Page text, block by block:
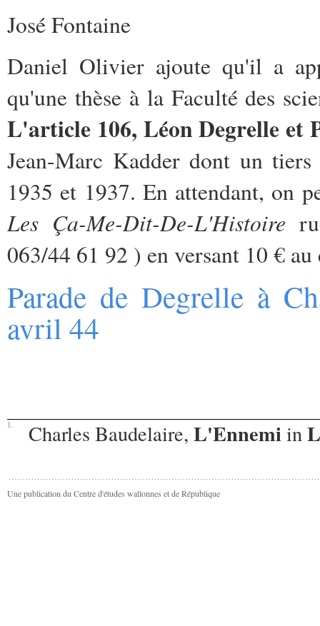
José Fontaine
Daniel Olivier ajoute qu'il a
qu'une thèse à la Faculté des
L'article 106, Léon Degrelle et
Jean-Marc Kadder dont un
1935 et 1937. En attendant, on
Les Ça-Me-Dit-De-L'Histoire
063/44 61 92 ) en versant 10 €
Parade de Degrelle à
avril 44
1. Charles Baudelaire, L'Ennemiin
Une publication du Centre d'études wallonnes et de République